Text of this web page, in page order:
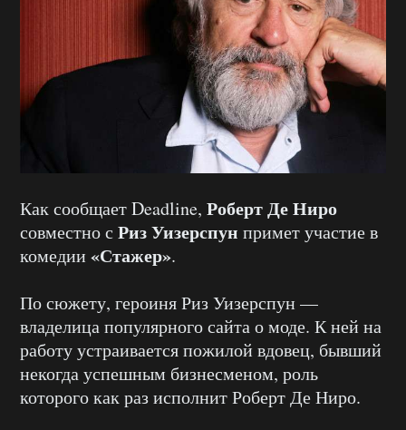
Как сообщает Deadline, Роберт Де Ниро
совместно с Риз Уизерспун примет участие в
комедии «Стажер».
По сюжету, героиня Риз Уизерспун —
владелица популярного сайта о моде. К ней на
работу устраивается пожилой вдовец, бывший
некогда успешным бизнесменом, роль
которого как раз исполнит Роберт Де Ниро.